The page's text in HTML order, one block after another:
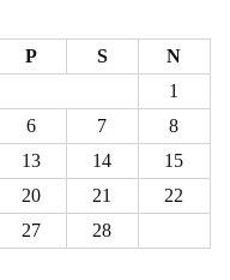
P S
N
1
6 7
8
13 14
15
20 21
22
27 28